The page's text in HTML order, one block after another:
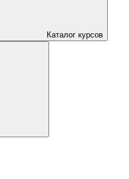
Каталог курсов